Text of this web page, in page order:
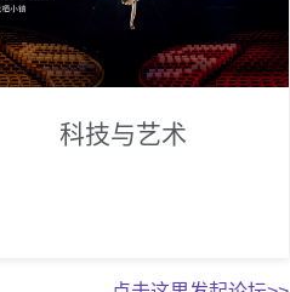
科技与艺术